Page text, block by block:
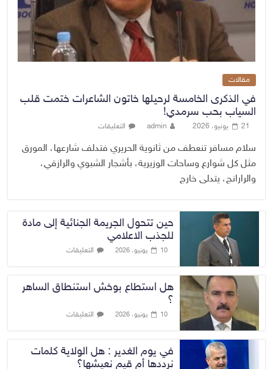
مقالات
في الذكرى الخامسة لرحيلها خاتون الشاعرات ختمت قلب
السياب بحب سرمدي!
21 يونيو، 2026 admin التعليقات
سلام مسافر تنعطف من ثانوية الحريري فتدلف شارعها، المورق
مثل كل شوارع وساحات الوزيرية، بأشجار الشبوي والرازقي،
والرارانج، يتدلى خارج
حين تتحول الجريمة الجنائية إلى مادة
للجذب الاعلامي
10 يونيو، 2026 التعليقات
هل استطاع بوخش استنطاق الساهر
؟
10 يونيو، 2026 التعليقات
في يوم الغدير : هل الولاية كلمات
نرددها أم قيم نعيشها؟